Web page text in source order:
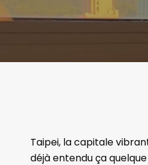
Taipei, la capitale
déjà entendu ça